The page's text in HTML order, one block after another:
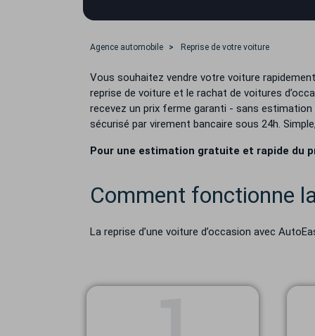
Agence automobile Reprise de votre voiture
Vous souhaitez vendre votre voiture
reprise de voiture et le rachat de voitures
recevez un prix ferme garanti - sans estimation
sécurisé par virement bancaire sous 24h.
Pour une estimation gratuite et rapide du
Comment fonctionne
La reprise d’une voiture d’occasion avec